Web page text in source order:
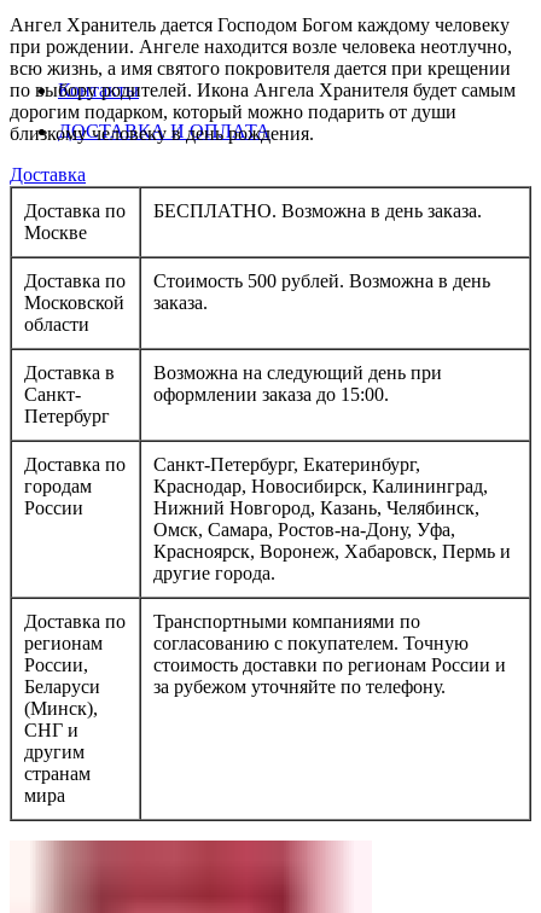
Контакты
ДОСТАВКА И ОПЛАТА
Ангел Хранитель дается Господом Богом каждому человеку
при рождении. Ангеле находится возле человека неотлучно,
всю жизнь, а имя святого покровителя дается при крещении
по выбору родителей. Икона Ангела Хранителя будет самым
дорогим подарком, который можно подарить от души
близкому человеку в день рождения.
Доставка
Доставка по
Москве
БЕСПЛАТНО. Возможна в день заказа.
Доставка по
Московской
области
Стоимость 500 рублей. Возможна в день
заказа.
Доставка в
Санкт-
Петербург
Возможна на следующий день при
оформлении заказа до 15:00.
Доставка по
городам
России
Санкт-Петербург, Екатеринбург,
Краснодар, Новосибирск, Калининград,
Нижний Новгород, Казань, Челябинск,
Омск, Самара, Ростов-на-Дону, Уфа,
Красноярск, Воронеж, Хабаровск, Пермь и
другие города.
Доставка по
регионам
России,
Беларуси
(Минск),
СНГ и
другим
странам
мира
Транспортными компаниями по
согласованию с покупателем. Точную
стоимость доставки по регионам России и
за рубежом уточняйте по телефону.